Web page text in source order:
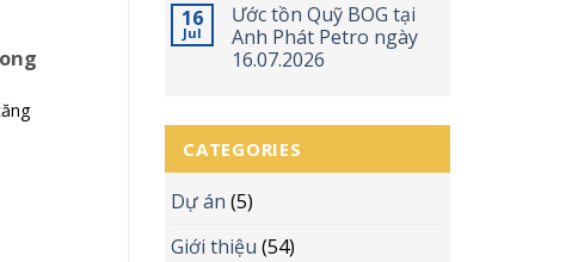
16
Jul
Ước tồn Quỹ BOG tại
Anh Phát Petro ngày
16.07.2026
CATEGORIES
Dự án (5)
Giới thiệu (54)